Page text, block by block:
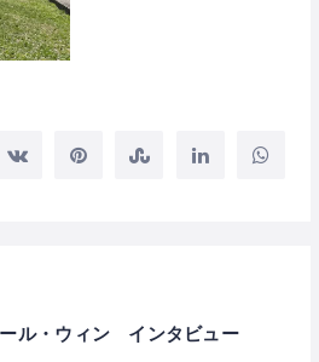
ル・ウィン インタビュー